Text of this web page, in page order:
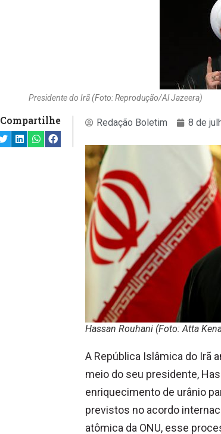
Presidente do Irã (Foto: Reprodução/Al Jazeera)
Compartilhe Redação Boletim 8 de
Hassan Rouhani (Foto: Atta
A República Islâmica do Irã
meio do seu presidente,
enriquecimento de urânio
previstos no acordo
atômica da ONU, esse